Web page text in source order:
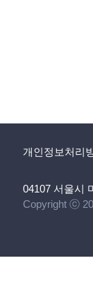
개인정보처리
04107 서울시
Copyright ⓒ